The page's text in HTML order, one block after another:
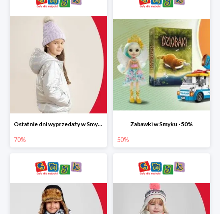
Ostatnie dni wyprzedaży w Smyku do -70%
70%
Zabawki w Smyku -50%
50%